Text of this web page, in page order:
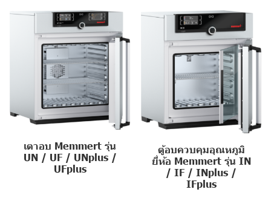
เตาอบ Memmert รุ่น
UN / UF / UNplus /
UFplus
ตู้อบควบคุมอุณหภูมิ
ยี่ห้อ Memmert รุ่น IN
/ IF / INplus /
IFplus